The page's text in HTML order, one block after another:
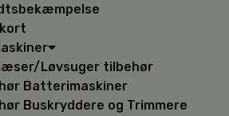
Løvsuger tilbehør
Batterimaskiner
Buskryddere og Trimmere